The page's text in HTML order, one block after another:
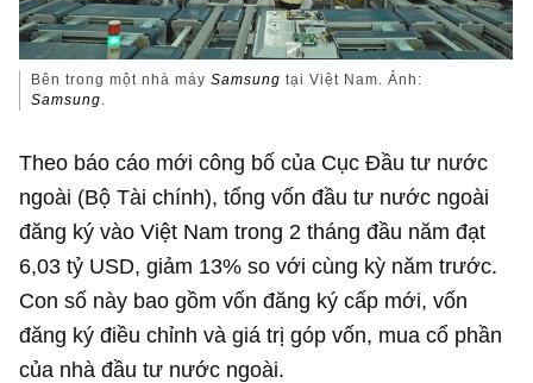
Bên trong một nhà máySamsung tại Việt Nam. Ảnh:
Samsung.
Theo báo cáo mới công bố của Cục Đầu tư nước
ngoài (Bộ Tài chính), tổng vốn đầu tư nước ngoài
đăng ký vào Việt Nam trong 2 tháng đầu năm đạt
6,03 tỷ USD, giảm 13% so với cùng kỳ năm trước.
Con số này bao gồm vốn đăng ký cấp mới, vốn
đăng ký điều chỉnh và giá trị góp vốn, mua cổ phần
của nhà đầu tư nước ngoài.